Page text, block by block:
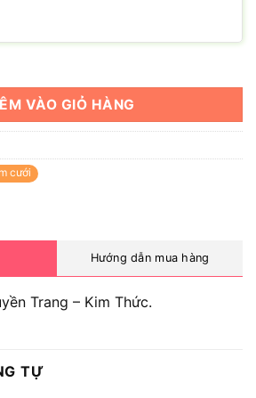
Trang - Kim Thức số lượng
VÀO GIỎ HÀNG
cưới
Hướng dẫn mua hàng
Trang – Kim Thức.
TỰ